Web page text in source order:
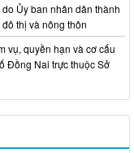
Ủy ban nhân dân thành
thị và nông thôn
vụ, quyền hạn và cơ cấu
Đồng Nai trực thuộc Sở